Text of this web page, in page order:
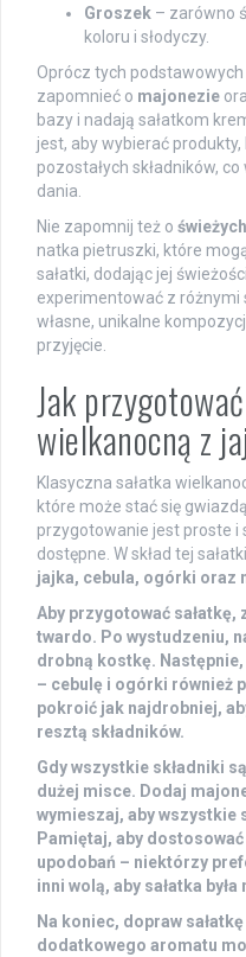
Groszek – zarówno
koloru i słodyczy.
Oprócz tych podstawowych
zapomnieć o majonezie
bazy i nadają sałatkom
jest, aby wybierać
pozostałych składników,
dania.
Nie zapomnij też o
natka pietruszki, które
sałatki, dodając jej
experimentować z różnymi
własne, unikalne
przyjęcie.
Jak
wielkanocną z
Klasyczna sałatka
które może stać się
przygotowanie jest proste i
dostępne. W skład tej
jajka, cebula, ogórki oraz
Aby przygotować
twardo. Po wystudzeniu,
drobną kostkę.
– cebulę i ogórki również
pokroić jak najdrobniej,
resztą składników.
Gdy wszystkie składniki
dużej misce. Dodaj
wymieszaj, aby wszystkie
Pamiętaj, aby
upodobań – niektórzy
inni wolą, aby sałatka
Na koniec, dopraw
dodatkowego aromatu